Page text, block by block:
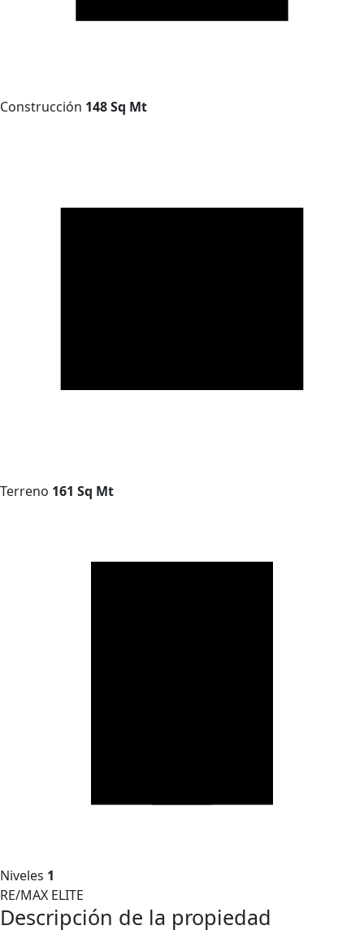
Construcción 148 Sq Mt
Terreno 161 Sq Mt
Niveles 1
RE/MAX ELITE
Descripción de la propiedad